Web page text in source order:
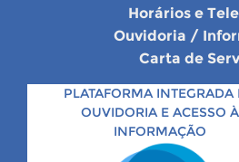
Horários e
Ouvidoria /
Carta de
PLATAFORMA INTEGRADA
OUVIDORIA E ACESSO À
INFORMAÇÃO